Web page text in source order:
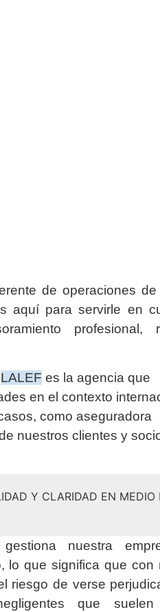
de operaciones de
aquí para servirle en
profesional,
LALEF es la agencia que
en el contexto
como aseguradora
nuestros clientes y
Y CLARIDAD EN
nuestra
lo que significa que con
riesgo de verse
que suelen